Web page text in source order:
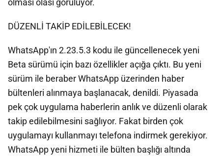
olması olası görülüyor.
DÜZENLİ TAKİP EDİLEBİLECEK!
WhatsApp'ın 2.23.5.3 kodu ile güncellenecek yeni
Beta sürümü için bazı özellikler açığa çıktı. Bu yeni
sürüm ile beraber WhatsApp üzerinden haber
bültenleri alınmaya başlanacak, denildi. Piyasada
pek çok uygulama haberlerin anlık ve düzenli olarak
takip edilebilmesini sağlıyor. Fakat birden çok
uygulamayı kullanmayı telefona indirmek gerekiyor.
WhatsApp yeni hizmeti ile bülten başlığı altında